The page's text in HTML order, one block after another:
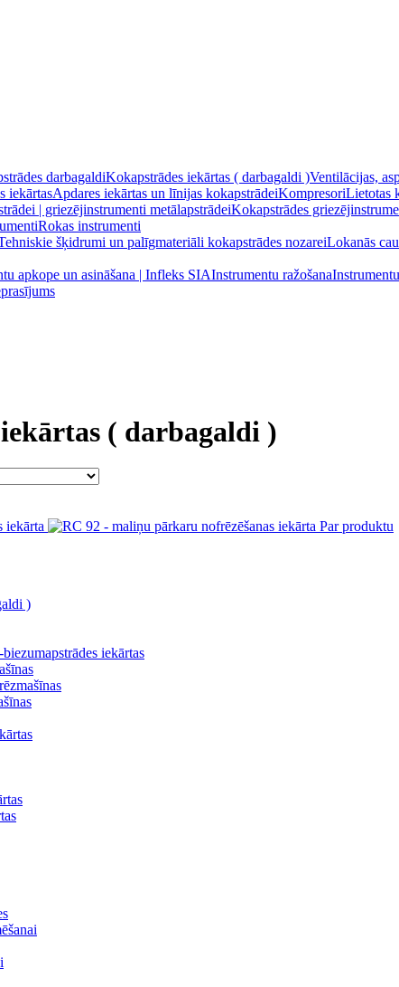
darbagaldiKokapstrādes iekārtas ( darbagaldi )Ventilācijas,
iekārtasApdares iekārtas un līnijas kokapstrādeiKompresoriLietotas
| griezējinstrumenti metālapstrādeiKokapstrādes
Rokas instrumenti
šķidrumi un palīgmateriāli kokapstrādes nozareiLokanās
apkope un asināšana | Infleks SIAInstrumentu ražošana
( darbagaldi )
iekārta
Par produktu
)
iekārtas